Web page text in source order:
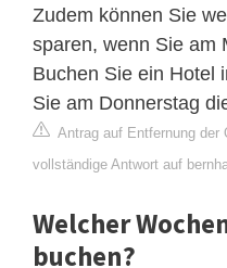
Zudem können Sie
sparen, wenn Sie am
Buchen Sie ein Hotel
Sie am Donnerstag
Antrag auf Entfernung der
vollständige Antwort auf
Welcher
buchen?